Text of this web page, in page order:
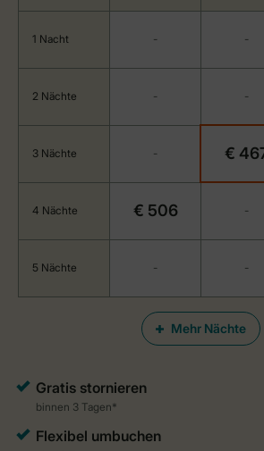
Mehr Nächte
1 Nacht - -
2 Nächte - -
3 Nächte - €
4 Nächte € 506 -
5 Nächte - -